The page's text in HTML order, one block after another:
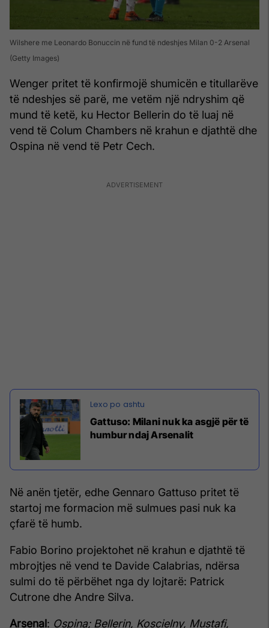
Wilshere me Leonardo Bonuccin në fund të ndeshjes Milan 0-2 Arsenal
(Getty Images)
Wenger pritet të konfirmojë shumicën e titullarëve
të ndeshjes së parë, me vetëm një ndryshim që
mund të ketë, ku Hector Bellerin do të luaj në
vend të Colum Chambers në krahun e djathtë dhe
Ospina në vend të Petr Cech.
Gattuso: Milani nuk ka asgjë për të
humbur ndaj Arsenalit
Në anën tjetër, edhe Gennaro Gattuso pritet të
startoj me formacion më sulmues pasi nuk ka
çfarë të humb.
Fabio Borino projektohet në krahun e djathtë të
mbrojtjes në vend te Davide Calabrias, ndërsa
sulmi do të përbëhet nga dy lojtarë: Patrick
Cutrone dhe Andre Silva.
Arsenal : Ospina; Bellerin, Koscielny, Mustafi,